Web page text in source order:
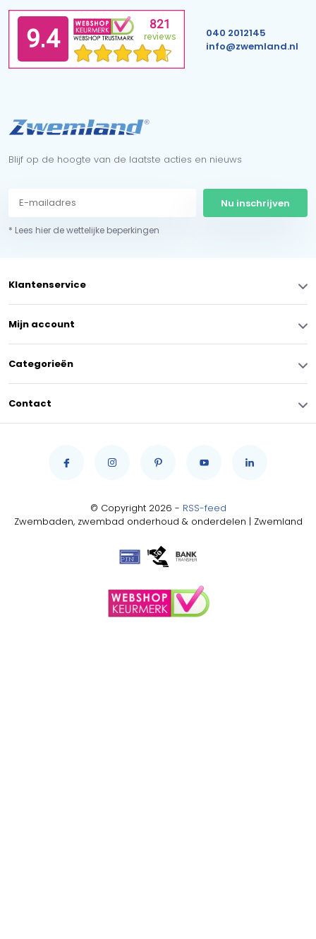
040 2012145
info@zwemland.nl
Blijf op de hoogte van de laatste acties en nieuws
Nu inschrijven
* Lees hier de wettelijke beperkingen
Klantenservice
Mijn account
Categorieën
Contact
© Copyright 2026 - RSS-feed
Zwembaden, zwembad onderhoud & onderdelen | Zwemland